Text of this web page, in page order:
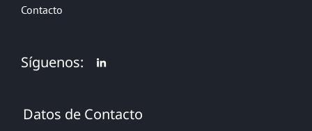
Contacto
Síguenos:
Datos de Contacto